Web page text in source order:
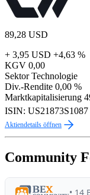
89,28 USD
+ 3,95 USD +4,63 %
KGV 0,00
Sektor Technologie
Div.-Rendite 0,00 %
Marktkapitalisierung
ISIN: US21873S1087
Aktiendetails öffnen
Community